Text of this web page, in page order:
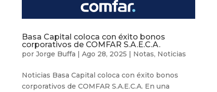
Basa Capital coloca con éxito bonos
corporativos de COMFAR S.A.E.C.A.
por Jorge Buffa | Ago 28, 2025 | Notas, Noticias
Noticias Basa Capital coloca con éxito bonos
corporativos de COMFAR S.A.E.C.A. En una